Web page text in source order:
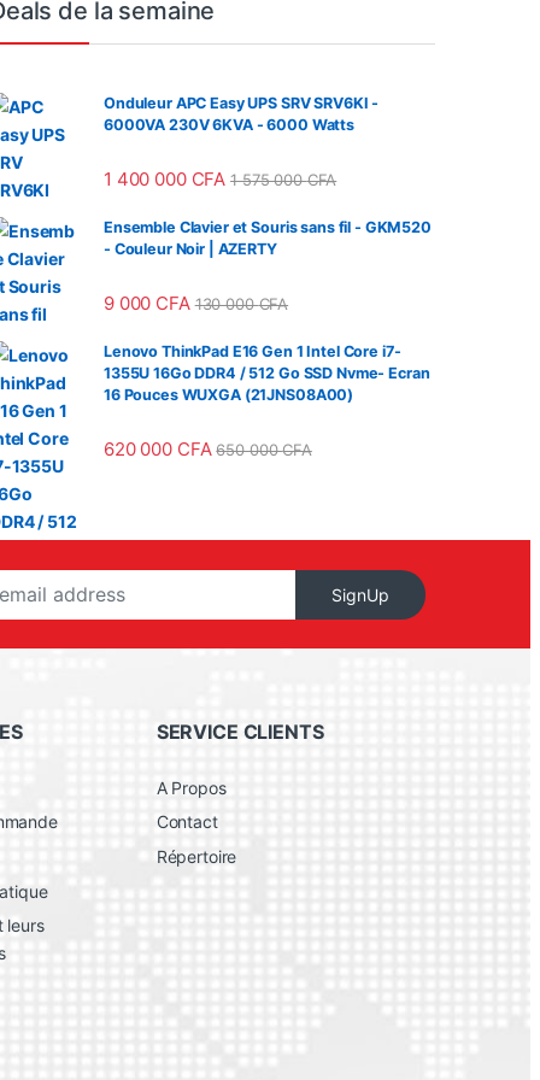
de la semaine
Onduleur APC Easy UPS SRV SRV6KI -
6000VA 230V 6KVA - 6000 Watts
1 400 000 CFA 1 575 000CFA
Ensemble Clavier et Souris sans fil - GKM520
- Couleur Noir | AZERTY
9 000 CFA 130 000CFA
Lenovo ThinkPad E16 Gen 1 Intel Core i7-
1355U 16Go DDR4 / 512 Go SSD Nvme- Ecran
16 Pouces WUXGA (21JNS08A00)
620 000 CFA 650 000CFA
SignUp
leurs
SERVICE CLIENTS
A Propos
Contact
Répertoire